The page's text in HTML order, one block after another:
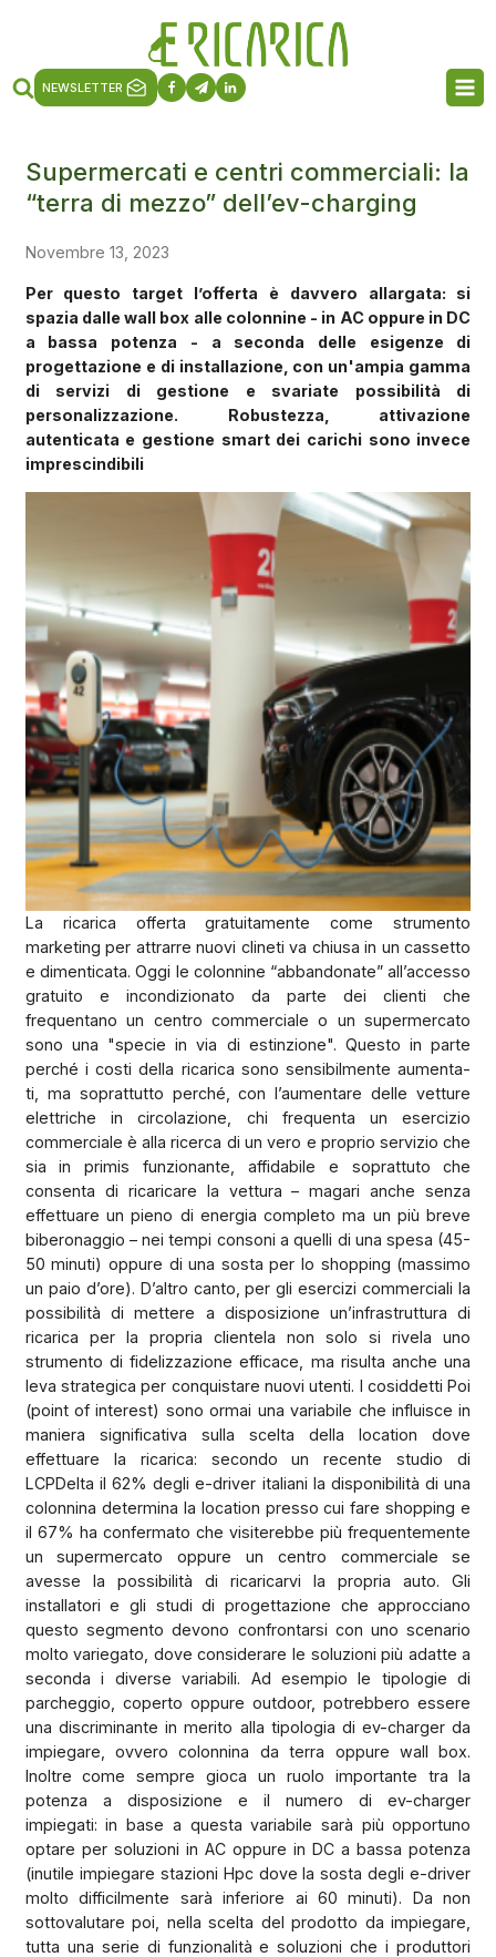
NEWSLETTER
Supermercati e centri commerciali: la
“terra di mezzo” dell’ev-charging
Novembre 13, 2023
Per questo target l’offerta è davvero allargata: si
spazia dalle wall box alle colonnine - in AC oppure in DC
a bassa potenza - a seconda delle esigenze di
progettazione e di installazione, con un'ampia gamma
di servizi di gestione e svariate possibilità di
personalizzazione. Robustezza, attivazione
autenticata e gestione smart dei carichi sono invece
imprescindibili
La ricarica offerta gratuitamente come strumento
marketing per attrarre nuovi clineti va chiusa in un cassetto
e dimenticata. Oggi le colonnine “abbandonate” all’accesso
gratuito e incondizionato da parte dei clienti che
frequentano un centro commerciale o un supermercato
sono una "specie in via di estinzione". Questo in parte
perché i costi della ricarica sono sensibilmente aumenta-
ti, ma soprattutto perché, con l’aumentare delle vetture
elettriche in circolazione, chi frequenta un esercizio
commerciale è alla ricerca di un vero e proprio servizio che
sia in primis funzionante, affidabile e soprattuto che
consenta di ricaricare la vettura – magari anche senza
effettuare un pieno di energia completo ma un più breve
biberonaggio – nei tempi consoni a quelli di una spesa (45-
50 minuti) oppure di una sosta per lo shopping (massimo
un paio d’ore). D’altro canto, per gli esercizi commerciali la
possibilità di mettere a disposizione un’infrastruttura di
ricarica per la propria clientela non solo si rivela uno
strumento di fidelizzazione efficace, ma risulta anche una
leva strategica per conquistare nuovi utenti. I cosiddetti Poi
(point of interest) sono ormai una variabile che influisce in
maniera significativa sulla scelta della location dove
effettuare la ricarica: secondo un recente studio di
LCPDelta il 62% degli e-driver italiani la disponibilità di una
colonnina determina la location presso cui fare shopping e
il 67% ha confermato che visiterebbe più frequentemente
un supermercato oppure un centro commerciale se
avesse la possibilità di ricaricarvi la propria auto. Gli
installatori e gli studi di progettazione che approcciano
questo segmento devono confrontarsi con uno scenario
molto variegato, dove considerare le soluzioni più adatte a
seconda i diverse variabili. Ad esempio le tipologie di
parcheggio, coperto oppure outdoor, potrebbero essere
una discriminante in merito alla tipologia di ev-charger da
impiegare, ovvero colonnina da terra oppure wall box.
Inoltre come sempre gioca un ruolo importante tra la
potenza a disposizione e il numero di ev-charger
impiegati: in base a questa variabile sarà più opportuno
optare per soluzioni in AC oppure in DC a bassa potenza
(inutile impiegare stazioni Hpc dove la sosta degli e-driver
molto difficilmente sarà inferiore ai 60 minuti). Da non
sottovalutare poi, nella scelta del prodotto da impiegare,
tutta una serie di funzionalità e soluzioni che i produttori